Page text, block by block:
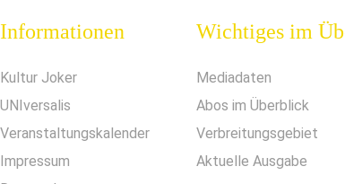
Informationen
Kultur Joker
UNIversalis
Veranstaltungskalender
Impressum
Wichtiges im
Mediadaten
Abos im Überblick
Verbreitungsgebiet
Aktuelle Ausgabe